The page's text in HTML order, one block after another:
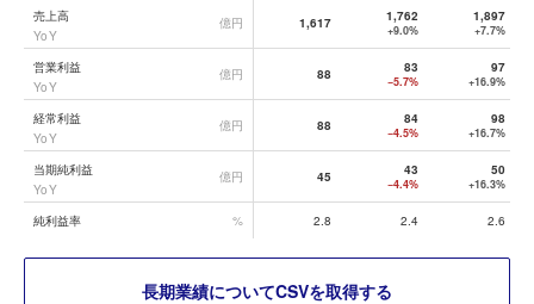
アスクル
売上高
YoY
億円 1,617 1,762
+9.0%
1,897
+7.7%
営業利益
YoY
億円 88 83
−5.7%
97
+16.9%
経常利益
YoY
億円 88 84
−4.5%
98
+16.7%
当期純利益
YoY
億円 45 43
−4.4%
50
+16.3%
純利益率 % 2.8 2.4 2.6
長期業績についてCSVを取得する